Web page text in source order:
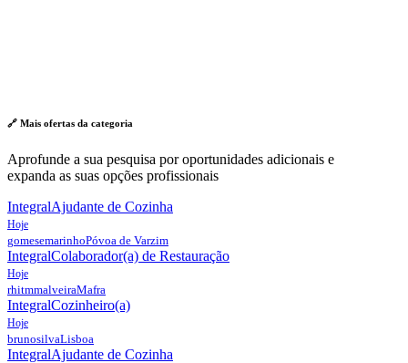
🔗 Mais ofertas da categoria
Aprofunde a sua pesquisa por oportunidades adicionais e
expanda as suas opções profissionais
IntegralAjudante de Cozinha
Hoje
gomesemarinhoPóvoa de Varzim
IntegralColaborador(a) de Restauração
Hoje
rhitmmalveiraMafra
IntegralCozinheiro(a)
Hoje
brunosilvaLisboa
IntegralAjudante de Cozinha